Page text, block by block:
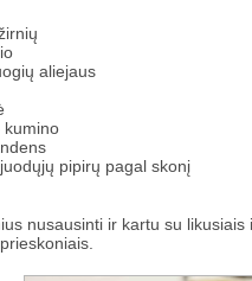
aliejaus
kumino
pipirų pagal skonį
nusausinti ir kartu su